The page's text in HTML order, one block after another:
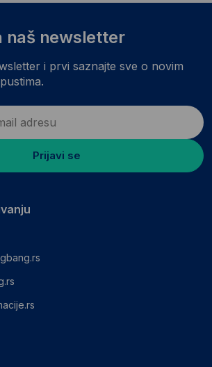
naš newsletter
i prvi saznajte sve o novim
Prijavi se